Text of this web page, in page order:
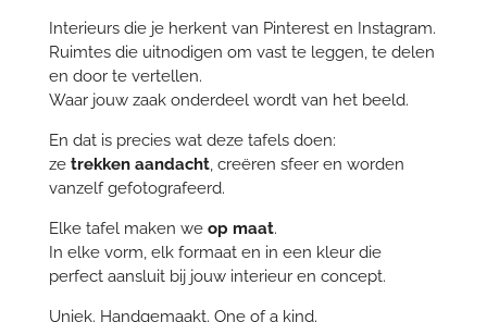
Interieurs die je herkent van Pinterest en Instagram.
Ruimtes die uitnodigen om vast te leggen, te delen
en door te vertellen.
Waar jouw zaak onderdeel wordt van het beeld.
En dat is precies wat deze tafels doen:
ze trekken aandacht, creëren sfeer en worden
vanzelf gefotografeerd.
Elke tafel maken we op maat.
In elke vorm, elk formaat en in een kleur die
perfect aansluit bij jouw interieur en concept.
Uniek. Handgemaakt. One of a kind.